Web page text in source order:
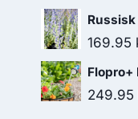
169.95
249.95